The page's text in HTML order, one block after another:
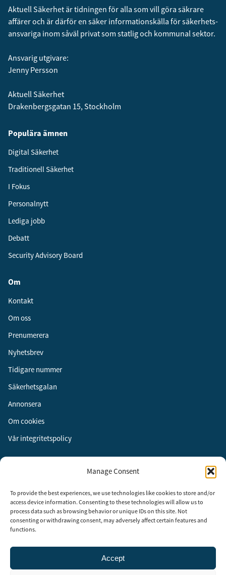
Manage Consent
To provide the best experiences, we use technologies like cookies to store and/or
access device information. Consenting to these technologies will allow us to
process data such as browsing behavior or unique IDs on this site. Not
consenting or withdrawing consent, may adversely affect certain features and
functions.
Accept
Aktuell Säkerhet är tidningen för alla som vill göra säkrare
affärer och är därför en säker informationskälla för säkerhets­
ansvariga inom såväl privat som statlig och kommunal sektor.
Ansvarig utgivare:
Jenny Persson
Aktuell Säkerhet
Drakenbergsgatan 15, Stockholm
Populära ämnen
Digital Säkerhet
Traditionell Säkerhet
I Fokus
Personalnytt
Lediga jobb
Debatt
Security Advisory Board
Om
Kontakt
Om oss
Prenumerera
Nyhetsbrev
Tidigare nummer
Säkerhetsgalan
Annonsera
Om cookies
Vår integritetspolicy
Instagram
LinkedIn